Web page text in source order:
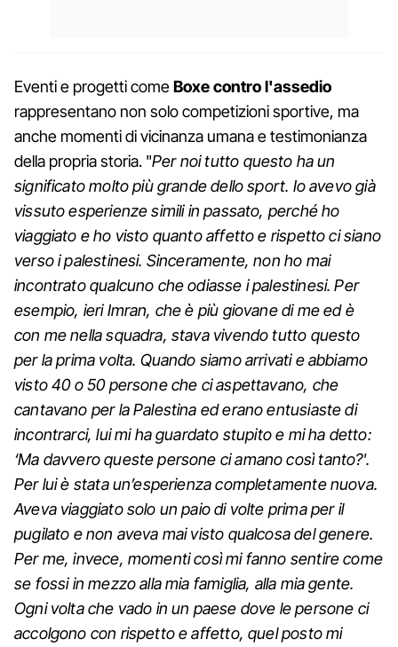
Eventi e progetti comeBoxe contro l'assedio
rappresentano non solo competizioni sportive, ma
anche momenti di vicinanza umana e testimonianza
della propria storia. "Per noi tutto questo ha un
significato molto più grande dello sport. Io avevo già
vissuto esperienze simili in passato, perché ho
viaggiato e ho visto quanto affetto e rispetto ci siano
verso i palestinesi. Sinceramente, non ho mai
incontrato qualcuno che odiasse i palestinesi. Per
esempio, ieri Imran, che è più giovane di me ed è
con me nella squadra, stava vivendo tutto questo
per la prima volta. Quando siamo arrivati e abbiamo
visto 40 o 50 persone che ci aspettavano, che
cantavano per la Palestina ed erano entusiaste di
incontrarci, lui mi ha guardato stupito e mi ha detto:
‘Ma davvero queste persone ci amano così tanto?'.
Per lui è stata un’esperienza completamente nuova.
Aveva viaggiato solo un paio di volte prima per il
pugilato e non aveva mai visto qualcosa del genere.
Per me, invece, momenti così mi fanno sentire come
se fossi in mezzo alla mia famiglia, alla mia gente.
Ogni volta che vado in un paese dove le persone ci
accolgono con rispetto e affetto, quel posto mi